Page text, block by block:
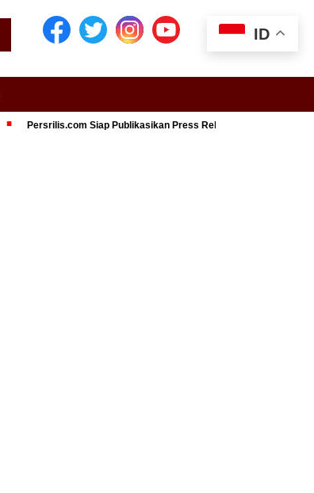
Persrilis.com Siap Publikasikan Press Release Anda, Jika Ingin
ID